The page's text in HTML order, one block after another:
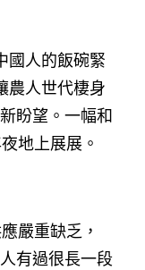
國人的飯碗緊
農人世代棲身
盼望。一幅和
地上展展。
嚴重缺乏，
有過很長一段